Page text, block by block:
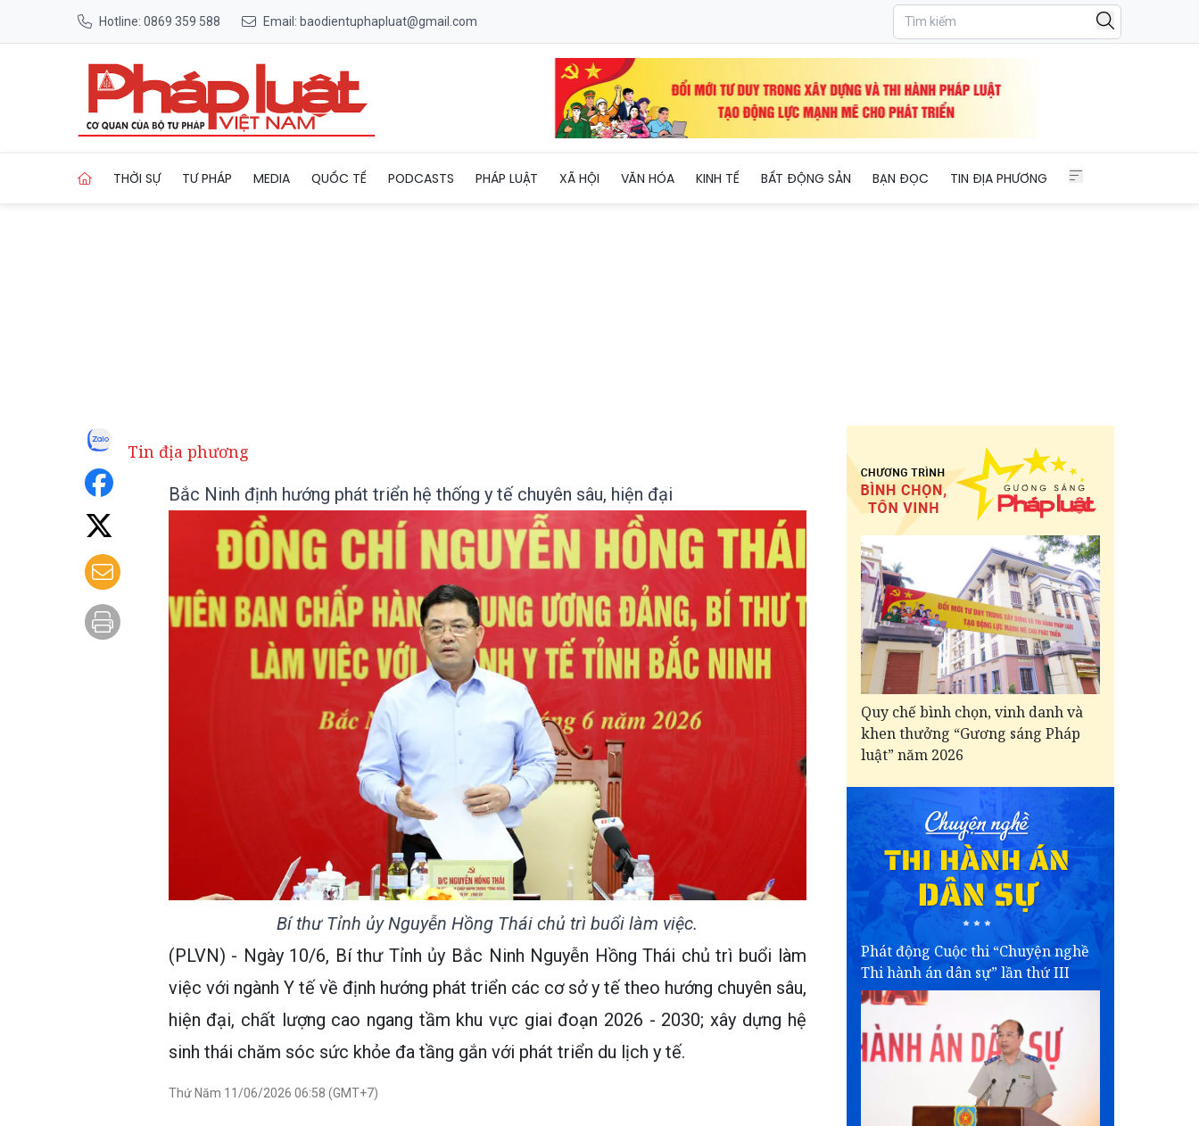
Hotline: 0869 359 588 Email: baodientuphapluat@gmail.com
THỜI SỰ TƯ PHÁP MEDIA QUỐC TẾ PODCASTS PHÁP LUẬT XÃ HỘI VĂN HÓA KINH TẾ BẤT ĐỘNG SẢN BẠN ĐỌC TIN ĐỊA PHƯƠNG
Tin địa phương
Bắc Ninh định hướng phát triển hệ thống y tế chuyên sâu, hiện đại
Bí thư Tỉnh ủy Nguyễn Hồng Thái chủ trì buổi làm việc.
(PLVN) - Ngày 10/6, Bí thư Tỉnh ủy Bắc Ninh Nguyễn Hồng Thái chủ trì buổi làm
việc với ngành Y tế về định hướng phát triển các cơ sở y tế theo hướng chuyên sâu,
hiện đại, chất lượng cao ngang tầm khu vực giai đoạn 2026 - 2030; xây dựng hệ
sinh thái chăm sóc sức khỏe đa tầng gắn với phát triển du lịch y tế.
Thứ Năm 11/06/2026 06:58 (GMT+7)
Quy chế bình chọn, vinh danh và
khen thưởng “Gương sáng Pháp
luật” năm 2026
Phát động Cuộc thi “Chuyện nghề
Thi hành án dân sự” lần thứ III